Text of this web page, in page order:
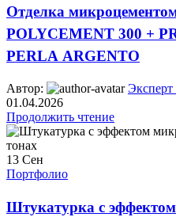
Отделка
POLYCEMENT 300 +
PERLA ARGENTO
Автор:
Эксперт
01.04.2026
Продолжить чтение
13 Сен
Портфолио
Штукатурка с